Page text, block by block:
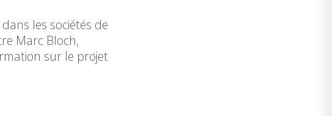
les sociétés de
Marc Bloch,
sur le projet